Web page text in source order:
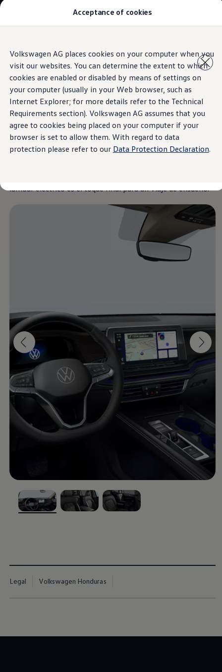
Acceptance of cookies
Volkswagen AG places cookies on your computer when you
visit our websites. You can determine the extent to which
cookies are enabled or disabled by means of settings on
your computer (usually in your Web browser, such as
Internet Explorer; for more details refer to the Technical
Requirements section). Volkswagen AG assumes that you
agree to cookies being placed on your computer if your
browser is set to allow them. With regard to data
protection please refer to our Data Protection Declaration.
contenido
principal
a pie
de
página
Modelos y Concesionarios
Contáctanos
Marca y Experiencia
Volkswagen Honduras
Latin NCAP
Espacio Exclusivo para Prensa
Tengo un Volkswagen
Manuales Volkswagen
Noticias
2026
Information
Diseño interior
Viva la comodidad en su máxima expresión. ElTeramont
2026 ofrece asientos con función de masaje, calefacción y
lumbar eléctrico es el toque final para un viaje de ensueño.
, 1 de 3
Legal Volkswagen Honduras